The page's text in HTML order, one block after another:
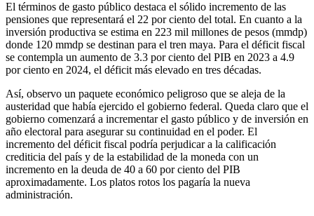
El términos de gasto público destaca el sólido incremento de las
pensiones que representará el 22 por ciento del total. En cuanto a la
inversión productiva se estima en 223 mil millones de pesos (mmdp)
donde 120 mmdp se destinan para el tren maya. Para el déficit fiscal
se contempla un aumento de 3.3 por ciento del PIB en 2023 a 4.9
por ciento en 2024, el déficit más elevado en tres décadas.
Así, observo un paquete económico peligroso que se aleja de la
austeridad que había ejercido el gobierno federal. Queda claro que el
gobierno comenzará a incrementar el gasto público y de inversión en
año electoral para asegurar su continuidad en el poder. El
incremento del déficit fiscal podría perjudicar a la calificación
crediticia del país y de la estabilidad de la moneda con un
incremento en la deuda de 40 a 60 por ciento del PIB
aproximadamente. Los platos rotos los pagaría la nueva
administración.